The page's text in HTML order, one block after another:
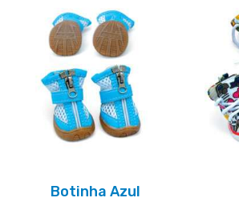
Botinha Azul